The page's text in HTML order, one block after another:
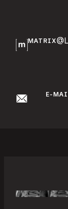
MATRIX
E-